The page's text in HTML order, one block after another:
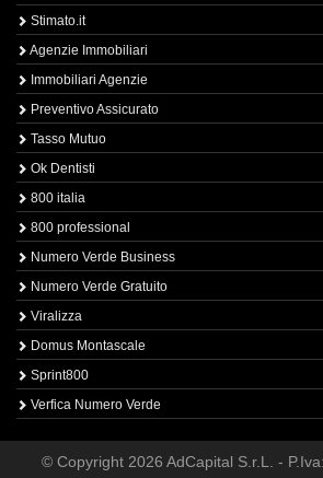
Stimato.it
Agenzie Immobiliari
Immobiliari Agenzie
Preventivo Assicurato
Tasso Mutuo
Ok Dentisti
800 italia
800 professional
Numero Verde Business
Numero Verde Gratuito
Viralizza
Domus Montascale
Sprint800
Verfica Numero Verde
© Copyright 2026 AdCapital S.r.L. -